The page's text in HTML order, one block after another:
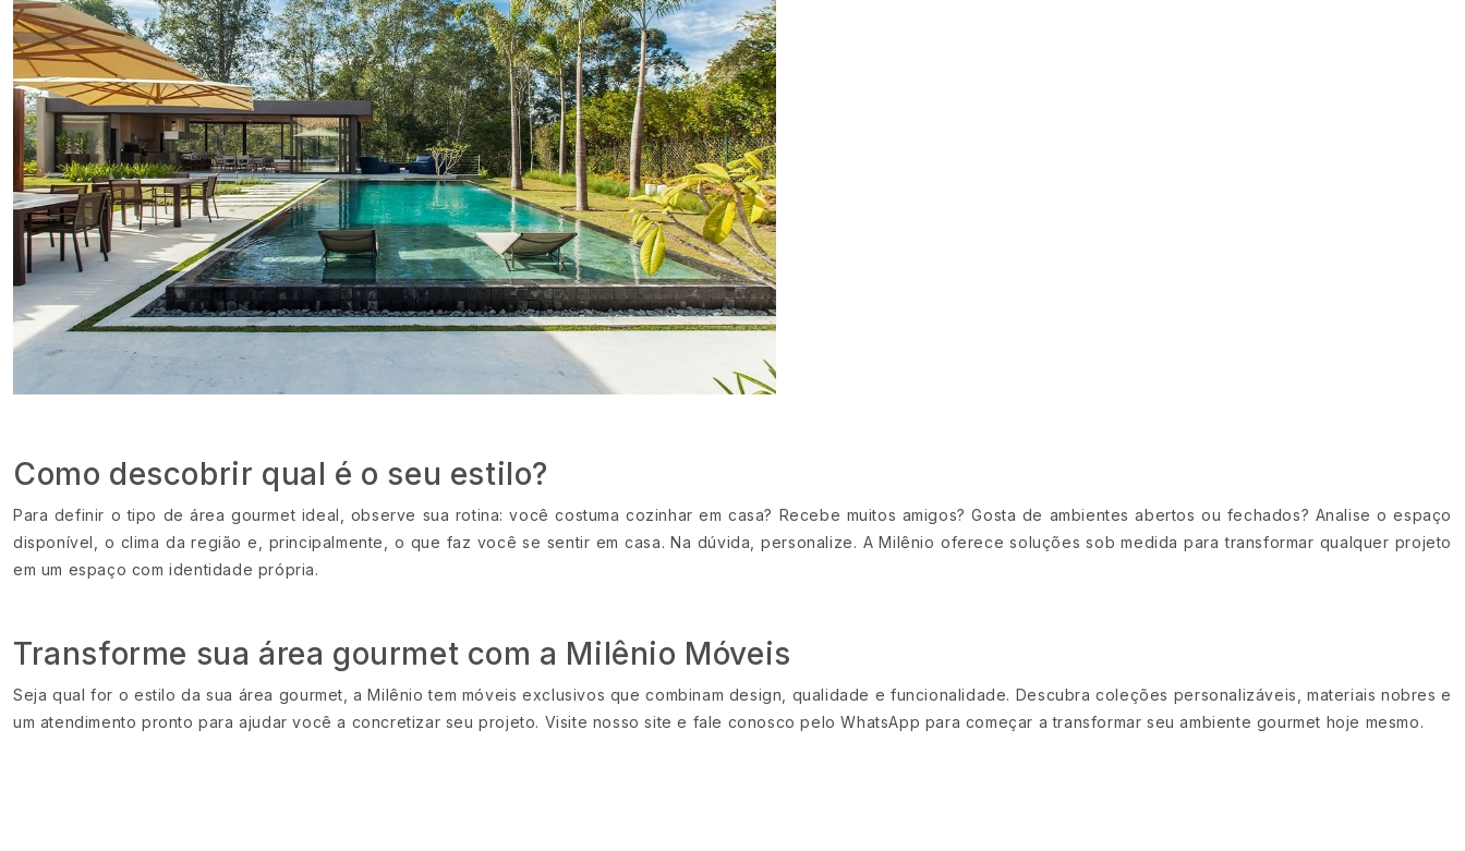
Como descobrir qual é o seu estilo?
Para definir o tipo de área gourmet ideal, observe sua rotina: você costuma cozinhar em casa? Recebe muitos amigos? Gosta de ambientes abertos ou fechados? Analise o espaço
disponível, o clima da região e, principalmente, o que faz você se sentir em casa. Na dúvida, personalize. A Milênio oferece soluções sob medida para transformar qualquer projeto
em um espaço com identidade própria.
Transforme sua área gourmet com a Milênio Móveis
Seja qual for o estilo da sua área gourmet, a Milênio tem móveis exclusivos que combinam design, qualidade e funcionalidade. Descubra coleções personalizáveis, materiais nobres e
um atendimento pronto para ajudar você a concretizar seu projeto. Visite nosso site e fale conosco pelo WhatsApp para começar a transformar seu ambiente gourmet hoje mesmo.